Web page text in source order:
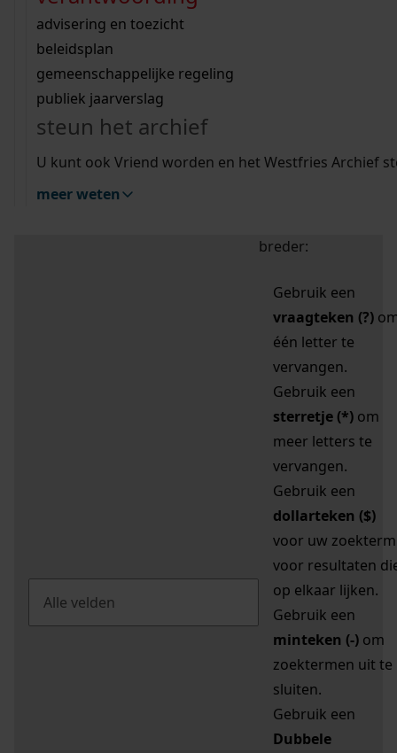
bouwvergunningen
omgevingsvergunningen
vergunningen
beeld en geluid
uitleg nodig?
Wij helpen u op weg met een aantal zoektips.
bekijk alle zoektips
Wij helpen u op weg met een aantal zoektips.
bekijk alle zoektips
bekijk ons geschiedenislokaal
advisering en toezicht
beleidsplan
gemeenschappelijke regeling
publiek jaarverslag
steun het archief
U kunt ook Vriend worden en het Westfries Archief
meer weten
zoektips
Mijn Studiezaal (inloggen)
uw zoekopdracht te
breder:
Gebruik een
vraagteken (?)
één letter te
vervangen.
Gebruik een
sterretje (*) om
meer letters te
vervangen.
Gebruik een
dollarteken ($)
voor uw zoekterm
voor resultaten
op elkaar lijken.
Gebruik een
minteken (-) om
zoektermen uit te
sluiten.
Gebruik een
Dubbele